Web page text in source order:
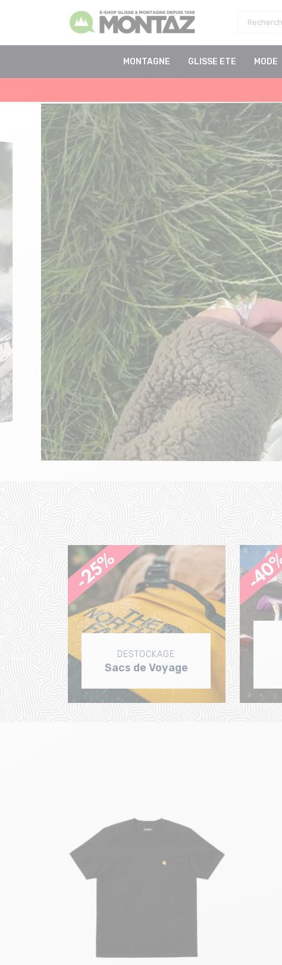
MONTAGNE GLISSE ETE MODE
DESTOCKAGE
Sacs de Voyage